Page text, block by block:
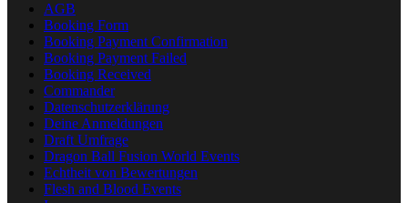
AGB
Booking Form
Booking Payment Confirmation
Booking Payment Failed
Booking Received
Commander
Datenschutzerklärung
Deine Anmeldungen
Draft Umfrage
Dragon Ball Fusion World Events
Echtheit von Bewertungen
Flesh and Blood Events